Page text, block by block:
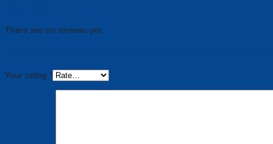
There are no reviews yet.
Your rating *